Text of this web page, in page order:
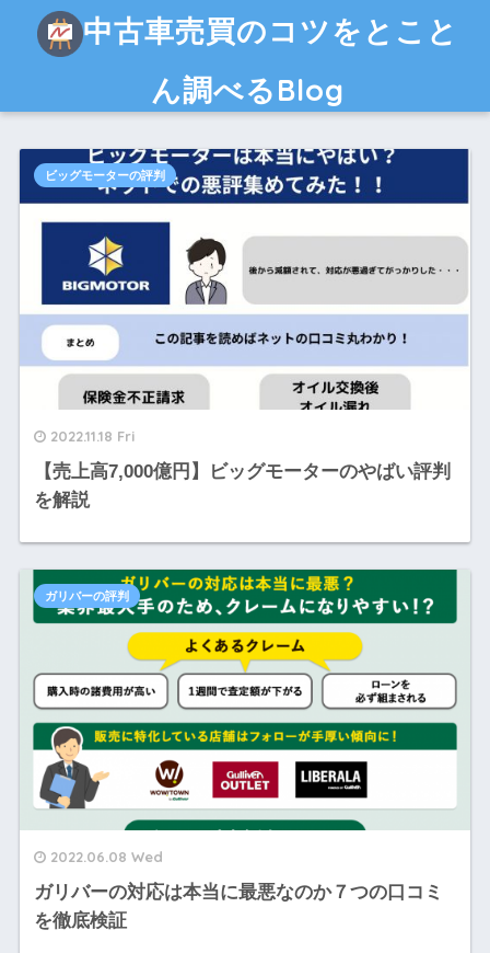
中古車売買のコツをとこと
ん調べるBlog
2022.11.18 Fri
【売上高7,000億円】ビッグモーターのやばい評判
を解説
ビッグモーターの評判
2022.06.08 Wed
ガリバーの対応は本当に最悪なのか７つの口コミ
を徹底検証
ガリバーの評判